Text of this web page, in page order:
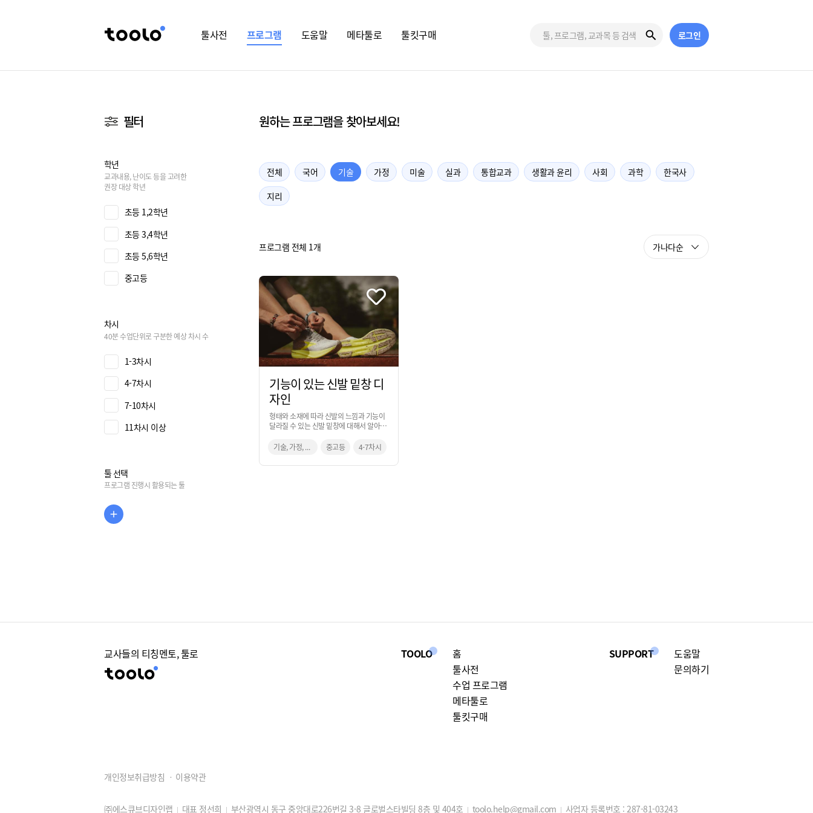
툴사전 프로그램 도움말 메타툴로 툴킷구매 로그인
필터
학년
교과내용, 난이도 등을 고려한
권장 대상 학년
초등 1,2학년
초등 3,4학년
초등 5,6학년
중고등
차시
40분 수업단위로 구분한 예상 차시 수
1-3차시
4-7차시
7-10차시
11차시 이상
툴 선택
프로그램 진행시 활용되는 툴
원하는 프로그램을 찾아보세요!
전체 국어 기술 가정 미술 실과 통합교과 생활과 윤리 사회 과학
한국사
지리
프로그램 전체 1개 가나다순
기능이 있는 신발 밑창 디
자인
형태와 소재에 따라 신발의 느낌과 기능이
달라질 수 있는 신발 밑창에 대해서 알아보
결하기 위한 창의적 사고 과정을 통해 아이
디어로 발전시켜 보는 활동입니다.
기술, 가정, 미술 중고등 4-7차시
교사들의 티칭멘토, 툴로 TOOLO
홈
툴사전
수업 프로그램
메타툴로
툴킷구매
SUPPORT
도움말
문의하기
개인정보취급방침 이용약관
㈜에스큐브디자인랩 대표 정선희 부산광역시 동구 중앙대로226번길 3-8 글로벌스타빌딩 8층 및 404호 toolo.help@gmail.com 사업자 등록번호 : 287-81-03243